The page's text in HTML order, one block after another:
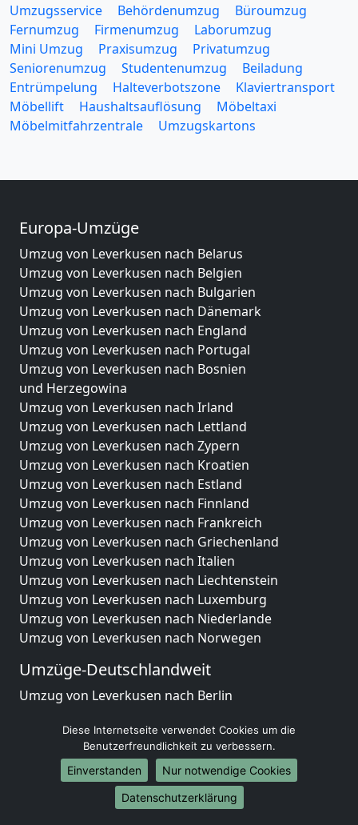
Umzugsservice Behördenumzug
Büroumzug
Fernumzug
Firmenumzug
Laborumzug
Mini Umzug
Praxisumzug
Privatumzug
Seniorenumzug
Studentenumzug
Beiladung
Entrümpelung
Halteverbotszone
Klaviertransport
Möbellift
Haushaltsauflösung
Möbeltaxi
Möbelmitfahrzentrale
Umzugskartons
Europa-Umzüge
Umzug von Leverkusen nach Belarus
Umzug von Leverkusen nach Belgien
Umzug von Leverkusen nach Bulgarien
Umzug von Leverkusen nach Dänemark
Umzug von Leverkusen nach England
Umzug von Leverkusen nach Portugal
Umzug von Leverkusen nach Bosnien
und Herzegowina
Umzug von Leverkusen nach Irland
Umzug von Leverkusen nach Lettland
Umzug von Leverkusen nach Zypern
Umzug von Leverkusen nach Kroatien
Umzug von Leverkusen nach Estland
Umzug von Leverkusen nach Finnland
Umzug von Leverkusen nach Frankreich
Umzug von Leverkusen nach Griechenland
Umzug von Leverkusen nach Italien
Umzug von Leverkusen nach Liechtenstein
Umzug von Leverkusen nach Luxemburg
Umzug von Leverkusen nach Niederlande
Umzug von Leverkusen nach Norwegen
Umzüge-Deutschlandweit
Umzug von Leverkusen nach Berlin
Umzug von Leverkusen nach München
Umzug von Leverkusen nach Köln
Umzug von Leverkusen nach Frankfurt am Main
Umzug von Leverkusen nach Stuttgart
Umzug von Leverkusen nach Düsseldorf
Diese Internetseite verwendet Cookies um die
Benutzerfreundlichkeit zu verbessern.
Einverstanden
Nur notwendige Cookies
Datenschutzerklärung